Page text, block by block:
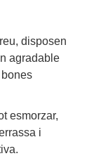
disposen
agradable
esmorzar,
i